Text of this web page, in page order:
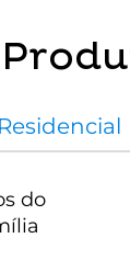
Residencial
do